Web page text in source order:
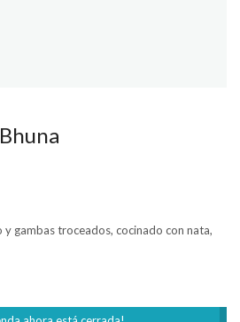
gambas troceados, cocinado con nata,